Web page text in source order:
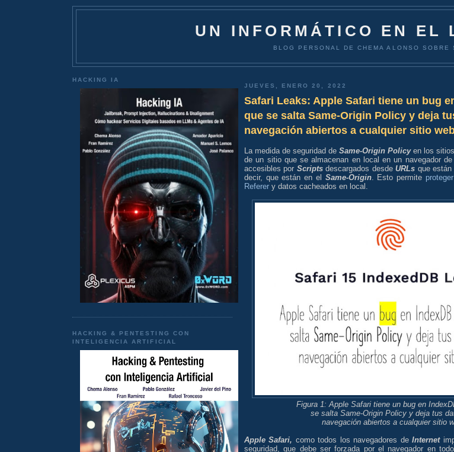
UN INFORMÁTICO EN EL
BLOG PERSONAL DE CHEMA ALONSO SOBRE
HACKING IA
HACKING & PENTESTING CON
INTELIGENCIA ARTIFICIAL
JUEVES, ENERO 20, 2022
Safari Leaks: Apple Safari tiene un bug
que se salta Same-Origin Policy y deja
navegación abiertos a cualquier sitio
La medida de seguridad de Same-Origin Policyen los
de un sitio que se almacenan en local en un navegador
accesibles por Scriptsdescargados desdeURLs que
decir, que están en el Same-Origin. Esto permite
Referer y datos cacheados en local.
Figura 1: Apple Safari tiene un bug en
se salta Same-Origin Policy y deja tus
navegación abiertos a cualquier sitio
Apple Safari, como todos los navegadores deInternet
seguridad, que debe ser forzada por el navegador en